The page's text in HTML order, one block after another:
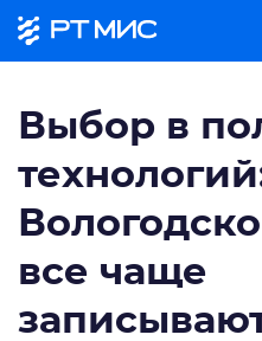
Выбор в
все чаще